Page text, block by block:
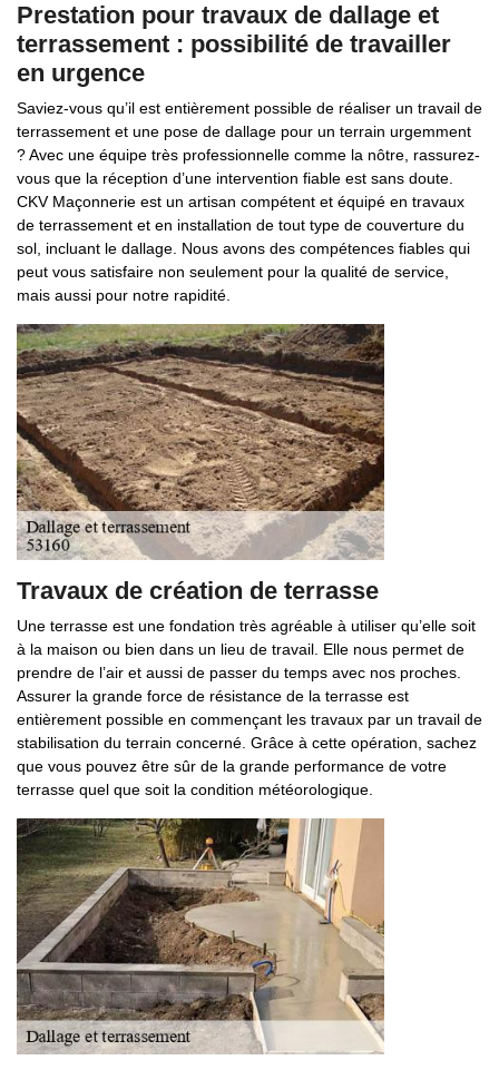
Prestation pour travaux de dallage et
terrassement : possibilité de travailler
en urgence
Saviez-vous qu’il est entièrement possible de réaliser un travail de
terrassement et une pose de dallage pour un terrain urgemment
? Avec une équipe très professionnelle comme la nôtre, rassurez-
vous que la réception d’une intervention fiable est sans doute.
CKV Maçonnerie est un artisan compétent et équipé en travaux
de terrassement et en installation de tout type de couverture du
sol, incluant le dallage. Nous avons des compétences fiables qui
peut vous satisfaire non seulement pour la qualité de service,
mais aussi pour notre rapidité.
Travaux de création de terrasse
Une terrasse est une fondation très agréable à utiliser qu’elle soit
à la maison ou bien dans un lieu de travail. Elle nous permet de
prendre de l’air et aussi de passer du temps avec nos proches.
Assurer la grande force de résistance de la terrasse est
entièrement possible en commençant les travaux par un travail de
stabilisation du terrain concerné. Grâce à cette opération, sachez
que vous pouvez être sûr de la grande performance de votre
terrasse quel que soit la condition météorologique.